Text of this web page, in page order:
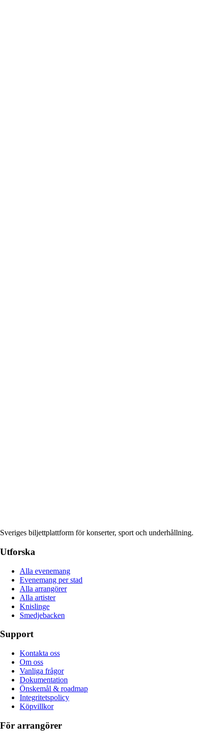
Sveriges biljettplattform för konserter, sport och underhållning.
Utforska
Alla evenemang
Evenemang per stad
Alla arrangörer
Alla artister
Knislinge
Smedjebacken
Support
Kontakta oss
Om oss
Vanliga frågor
Dokumentation
Önskemål & roadmap
Integritetspolicy
Köpvillkor
För arrangörer